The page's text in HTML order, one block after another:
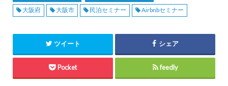
大阪府
大阪市 民泊セミナー Airbnbセミナー
ツイート シェア
Pocket feedly